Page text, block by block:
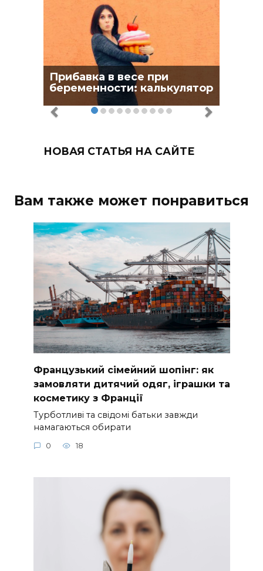
Прибавка в весе при
беременности: калькулятор
НОВАЯ СТАТЬЯ НА САЙТЕ
Вам также может понравиться
Французький сімейний шопінг: як
замовляти дитячий одяг, іграшки та
косметику з Франції
Турботливі та свідомі батьки завжди
намагаються обирати
0 18